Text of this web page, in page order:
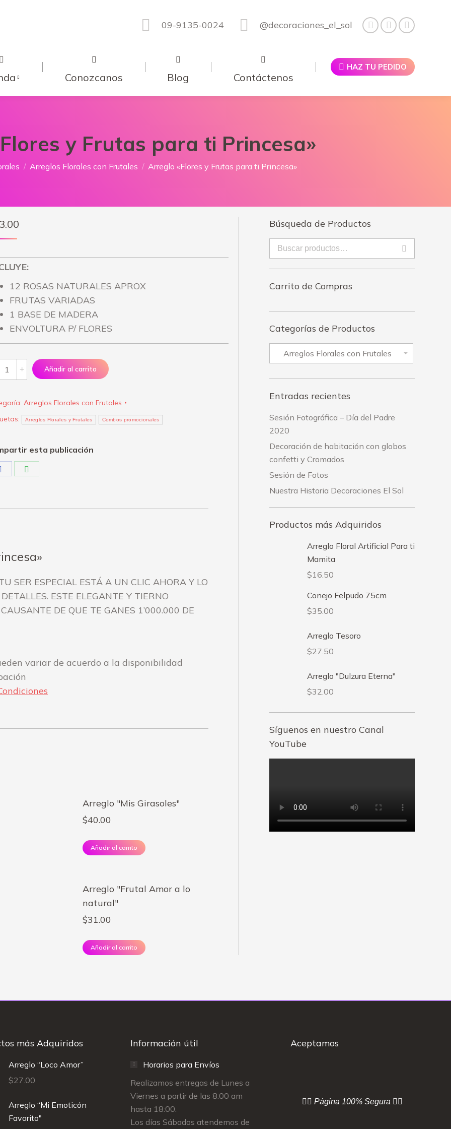
09-9135-0024 @decoraciones_el_sol
Conozcanos Blog Contáctenos
HAZ TU PEDIDO
y Frutas para ti Princesa»
Arreglos Florales con Frutales Arreglo «Flores y Frutas para ti Princesa»
12 ROSAS NATURALES APROX
FRUTAS VARIADAS
1 BASE DE MADERA
ENVOLTURA P/ FLORES
Añadir al carrito
Arreglos Florales con Frutales
Arreglos Florales y Frutales Combos promocionales
esta publicación
SER ESPECIAL ESTÁ A UN CLIC AHORA Y LO
ESTE ELEGANTE Y TIERNO
DE QUE TE GANES 1’000.000 DE
variar de acuerdo a la disponibilidad
Arreglo "Mis Girasoles"
$40.00
Añadir al carrito
Arreglo "Frutal Amor a lo
natural"
$31.00
Añadir al carrito
Búsqueda de Productos
Carrito de Compras
Categorías de Productos
Entradas recientes
Sesión Fotográfica – Día del Padre
2020
Decoración de habitación con globos
confetti y Cromados
Sesión de Fotos
Nuestra Historia Decoraciones El Sol
Productos más Adquiridos
Arreglo Floral Artificial Para ti
Mamita
$16.50
Conejo Felpudo 75cm
$35.00
Arreglo Tesoro
$27.50
Arreglo "Dulzura Eterna"
$32.00
Síguenos en nuestro Canal
YouTube
más Adquiridos
Arreglo “Loco Amor”
$27.00
Arreglo “Mi Emoticón
Favorito"
Información útil
Horarios para Envíos
Realizamos entregas de Lunes a
Viernes a partir de las 8:00 am
hasta 18:00.
Los días Sábados atendemos de
Aceptamos
👇🏻 Página 100% Segura 👇🏻